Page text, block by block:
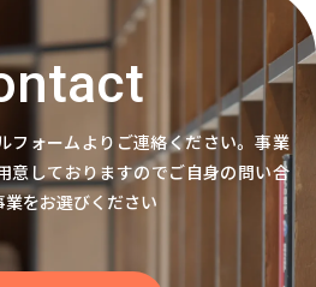
ォームよりご連絡ください。 事業
意しておりますのでご自身の問い合
をお選びください